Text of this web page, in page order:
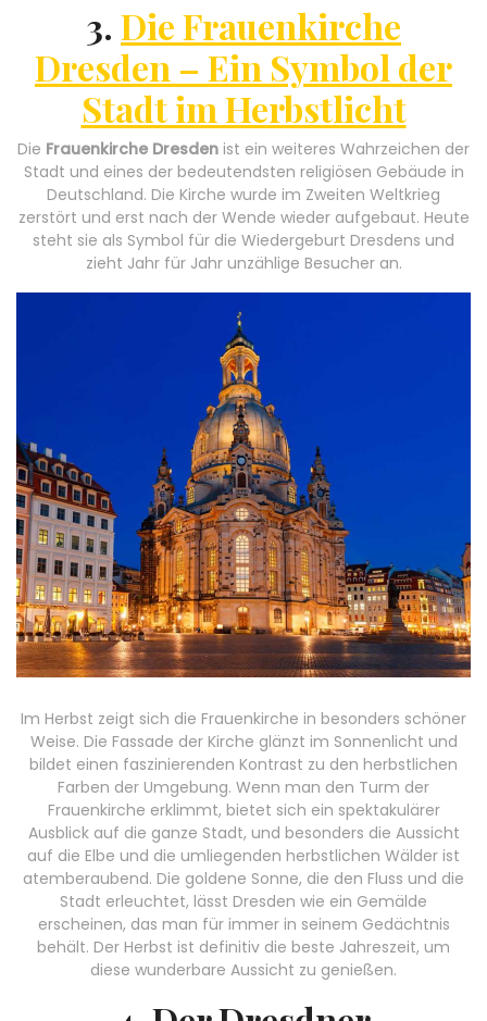
3. Die Frauenkirche
Dresden – Ein Symbol der
Stadt im Herbstlicht
Die Frauenkirche Dresden ist ein weiteres Wahrzeichen der
Stadt und eines der bedeutendsten religiösen Gebäude in
Deutschland. Die Kirche wurde im Zweiten Weltkrieg
zerstört und erst nach der Wende wieder aufgebaut. Heute
steht sie als Symbol für die Wiedergeburt Dresdens und
zieht Jahr für Jahr unzählige Besucher an.
Im Herbst zeigt sich die Frauenkirche in besonders schöner
Weise. Die Fassade der Kirche glänzt im Sonnenlicht und
bildet einen faszinierenden Kontrast zu den herbstlichen
Farben der Umgebung. Wenn man den Turm der
Frauenkirche erklimmt, bietet sich ein spektakulärer
Ausblick auf die ganze Stadt, und besonders die Aussicht
auf die Elbe und die umliegenden herbstlichen Wälder ist
atemberaubend. Die goldene Sonne, die den Fluss und die
Stadt erleuchtet, lässt Dresden wie ein Gemälde
erscheinen, das man für immer in seinem Gedächtnis
behält. Der Herbst ist definitiv die beste Jahreszeit, um
diese wunderbare Aussicht zu genießen.